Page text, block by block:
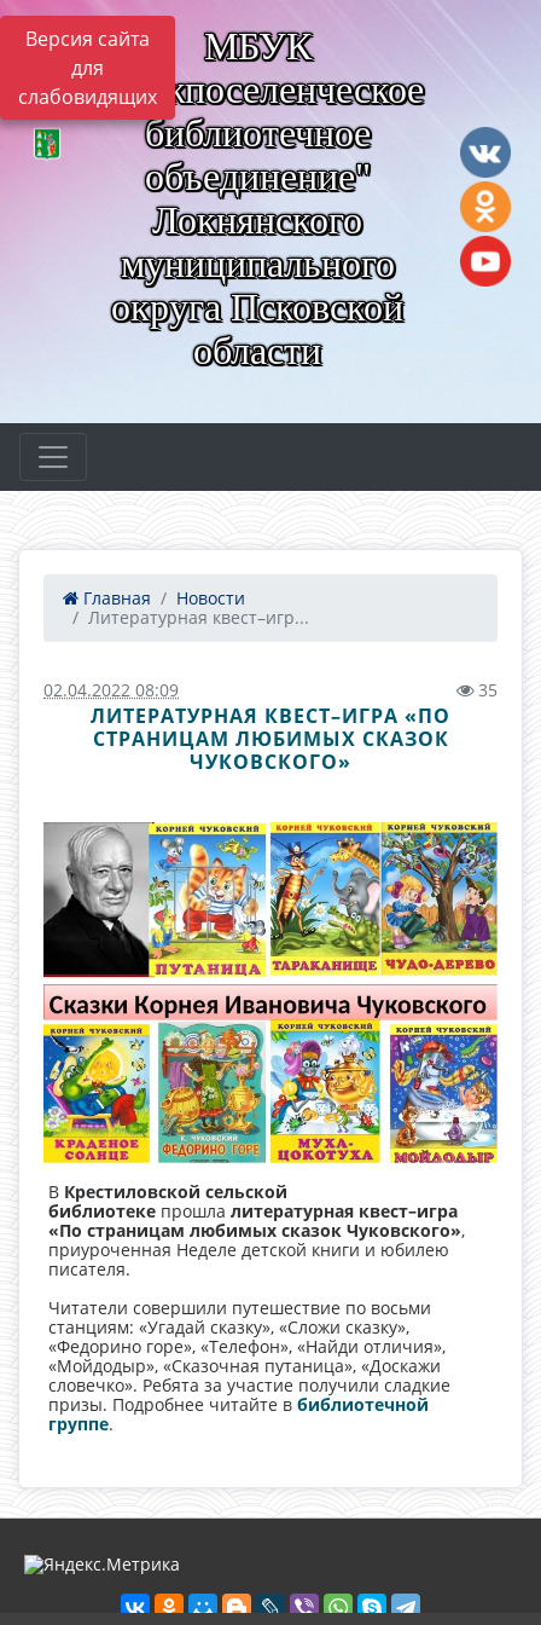
Версия сайта
для
слабовидящих
МБУК
"Межпоселенческое
библиотечное
объединение"
Локнянского
муниципального
округа Псковской
области
Главная
Новости
Литературная квест–игр...
02.04.2022 08:09 35
ЛИТЕРАТУРНАЯ КВЕСТ–ИГРА «ПО
СТРАНИЦАМ ЛЮБИМЫХ СКАЗОК
ЧУКОВСКОГО»
В Крестиловской сельской
библиотеке прошла литературная квест–игра
«По страницам любимых сказок Чуковского»,
приуроченная Неделе детской книги и юбилею
писателя.
Читатели совершили путешествие по восьми
станциям: «Угадай сказку», «Сложи сказку»,
«Федорино горе», «Телефон», «Найди отличия»,
«Мойдодыр», «Сказочная путаница», «Доскажи
словечко». Ребята за участие получили сладкие
призы. Подробнее читайте в библиотечной
группе.